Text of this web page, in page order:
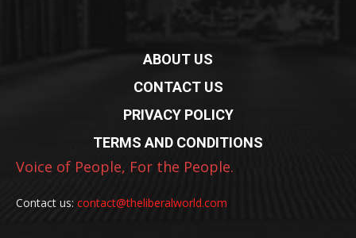
ABOUT US
CONTACT US
PRIVACY POLICY
TERMS AND CONDITIONS
Voice of People, For the People.
Contact us: contact@theliberalworld.com